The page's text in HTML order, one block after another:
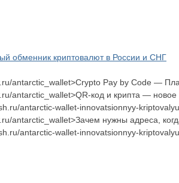
обменник криптовалют в России и СНГ
antarctic_wallet>Crypto Pay by Code —
antarctic_wallet>QR-код и крипта — новое
antarctic-wallet-innovatsionnyy-
antarctic_wallet>Зачем нужны адреса,
antarctic-wallet-innovatsionnyy-